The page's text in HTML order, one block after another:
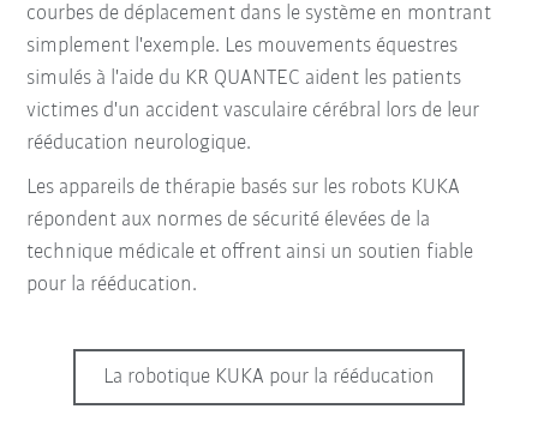
courbes de déplacement dans le système en montrant
simplement l'exemple. Les mouvements équestres
simulés à l'aide du KR QUANTEC aident les patients
victimes d'un accident vasculaire cérébral lors de leur
rééducation neurologique.
Les appareils de thérapie basés sur les robots KUKA
répondent aux normes de sécurité élevées de la
technique médicale et offrent ainsi un soutien fiable
pour la rééducation.
La robotique KUKA pour la rééducation